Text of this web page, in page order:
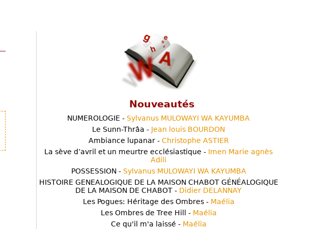
Nouveautés
NUMEROLOGIE - Sylvanus MULOWAYI WA KAYUMBA
Le Sunn-Thrâa - Jean louis BOURDON
Ambiance lupanar - Christophe ASTIER
La sève d’avril et un meurtre ecclésiastique - Imen Marie agnès
Adili
POSSESSION - Sylvanus MULOWAYI WA KAYUMBA
HISTOIRE GENEALOGIQUE DE LA MAISON CHABOT GÉNÉALOGIQUE
DE LA MAISON DE CHABOT - Didier DELANNAY
Les Pogues: Héritage des Ombres - Maélia
Les Ombres de Tree Hill - Maélia
Ce qu'il m'a laissé - Maélia